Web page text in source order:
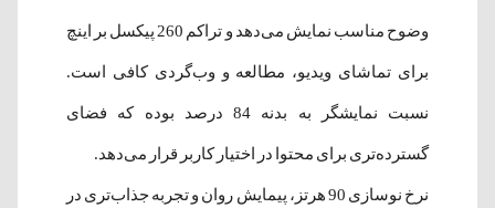
وضوح مناسب نمایش می‌دهد و تراکم 260 پیکسل بر اینچ
برای تماشای ویدیو، مطالعه و وب‌گردی کافی است.
نسبت نمایشگر به بدنه 84 درصد بوده که فضای
گسترده‌تری برای محتوا در اختیار کاربر قرار می‌دهد.
نرخ نوسازی 90 هرتز، پیمایش روان و تجربه جذاب‌تری در